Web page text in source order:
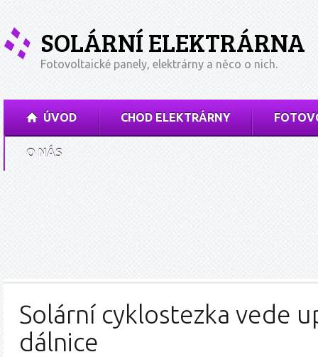
SOLÁRNÍ ELEKTRÁRNA
Fotovoltaické panely, elektrárny a něco o nich.
ÚVOD CHOD ELEKTRÁRNY
O NÁS
Solární cyklostezka vede
dálnice